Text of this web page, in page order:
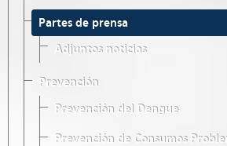
Partes de prensa
Adjuntos noticias
Prevención
Prevención del Dengue
Prevención de Consumos